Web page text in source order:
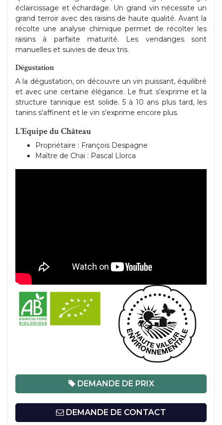
éclaircissage et échardage. Un grand vin nécessite un
grand terroir avec des raisins de haute qualité. Avant la
récolte une analyse chimique permet de récolter les
raisins à parfaite maturité. Les vendanges sont
manuelles et suivies de deux tris.
Dégustation
A la dégustation, on découvre un vin puissant, équilibré
et avec une certaine élégance. Le fruit s’exprime et la
structure tannique est solide. 5 à 10 ans plus tard, les
tanins s’affinent et le vin s’exprime encore plus.
L’Equipe du Château
Propriétaire : François Despagne
Maître de Chai : Pascal Llorca
DEMANDE DE PRIX
DEMANDE DE CONTACT